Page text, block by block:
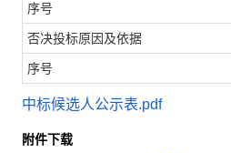
序号
否决投标原因及依据
序号
中标候选人公示表.pdf
附件下载